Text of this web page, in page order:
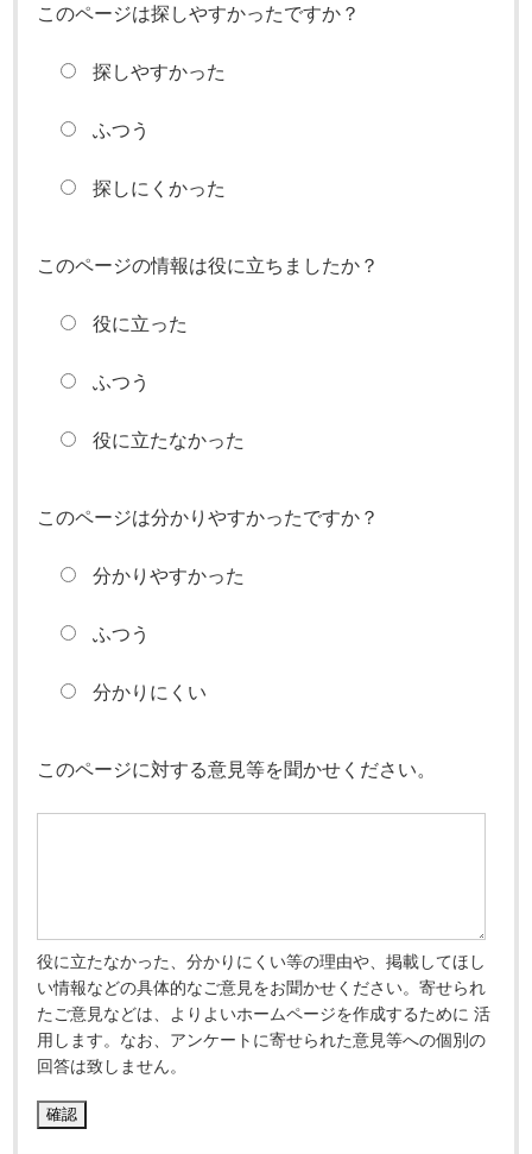
このページは探しやすかったですか？
探しやすかった
ふつう
探しにくかった
このページの情報は役に立ちましたか？
役に立った
ふつう
役に立たなかった
このページは分かりやすかったですか？
分かりやすかった
ふつう
分かりにくい
このページに対する意見等を聞かせください。
役に立たなかった、分かりにくい等の理由や、掲載してほし
い情報などの具体的なご意見をお聞かせください。寄せられ
たご意見などは、よりよいホームページを作成するために 活
用します。なお、アンケートに寄せられた意見等への個別の
回答は致しません。